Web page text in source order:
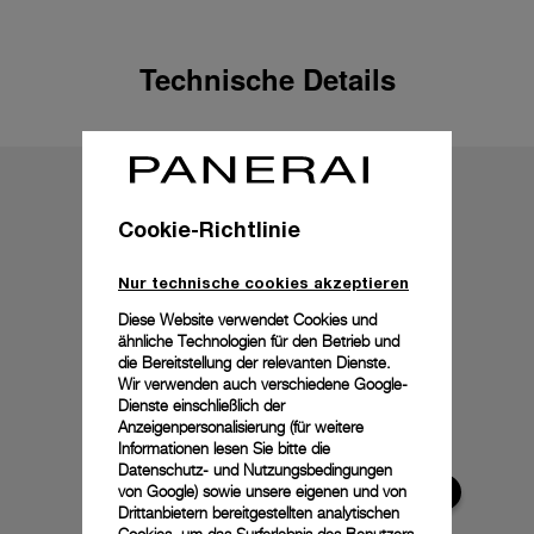
Technische Details
Cookie-Richtlinie
Nur technische cookies akzeptieren
Diese Website verwendet Cookies und
ähnliche Technologien für den Betrieb und
die Bereitstellung der relevanten Dienste.
Wir verwenden auch verschiedene Google-
Dienste einschließlich der
Anzeigenpersonalisierung (für weitere
Informationen lesen Sie bitte die
Datenschutz- und Nutzungsbedingungen
von Google) sowie unsere eigenen und von
Drittanbietern bereitgestellten analytischen